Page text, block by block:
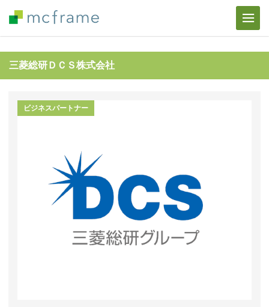
三菱総研ＤＣＳ株式会社
ビジネスパートナー